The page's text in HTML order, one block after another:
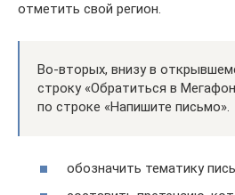
отметить свой регион.
Во-вторых, внизу в
строку «Обратиться в
по строке «Напишите письмо».
обозначить тематику